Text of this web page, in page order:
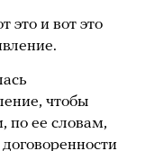
это и вот это
чтобы
по ее словам,